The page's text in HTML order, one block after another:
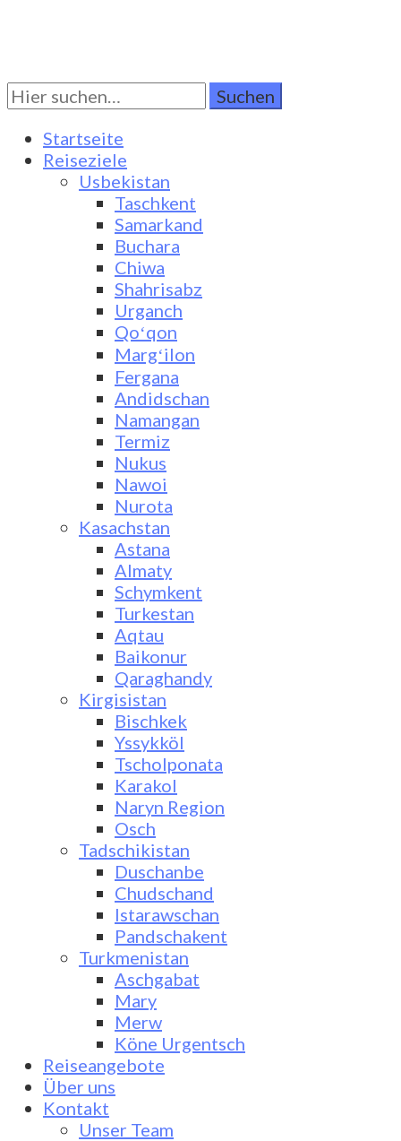
Turkestan Travel
Discover Central Asia
Suchen
Sie
nach:Startseite
Reiseziele
Usbekistan
Taschkent
Samarkand
Buchara
Chiwa
Shahrisabz
Urganch
Qoʻqon
Margʻilon
Fergana
Andidschan
Namangan
Termiz
Nukus
Nawoi
Nurota
Kasachstan
Astana
Almaty
Schymkent
Turkestan
Aqtau
Baikonur
Qaraghandy
Kirgisistan
Bischkek
Yssykköl
Tscholponata
Karakol
Naryn Region
Osch
Tadschikistan
Duschanbe
Chudschand
Istarawschan
Pandschakent
Turkmenistan
Aschgabat
Mary
Merw
Köne Urgentsch
Reiseangebote
Über uns
Kontakt
Unser Team